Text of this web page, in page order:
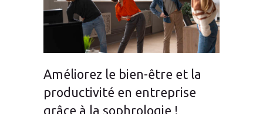
Améliorez le bien-être et la
productivité en entreprise
grâce à la sophrologie !